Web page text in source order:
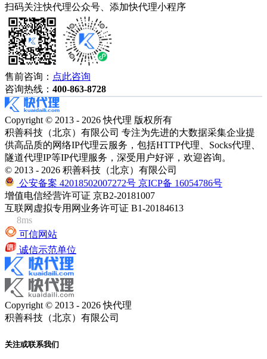
扫码关注快代理公众号、添加快代理小程序
售前咨询： 点此咨询
咨询热线： 400-863-8728
Copyright © 2013 - 2026 快代理 版权所有
积善科技（北京）有限公司 专注为先进的大数据采集企业提
供高品质的网络IP代理云服务，包括HTTP代理、Socks代理、
隧道代理IP等IP代理服务，深受用户好评，欢迎咨询。
© 2013 - 2026 积善科技（北京）有限公司
公安备案 42018502007272号 京ICP备 16054786号
增值电信经营许可证 京B2-20181007
互联网虚拟专用网业务许可证 B1-20184613
8ms
可信网站
诚信示范单位
Copyright © 2013 - 2026 快代理
积善科技（北京）有限公司
关注或联系我们